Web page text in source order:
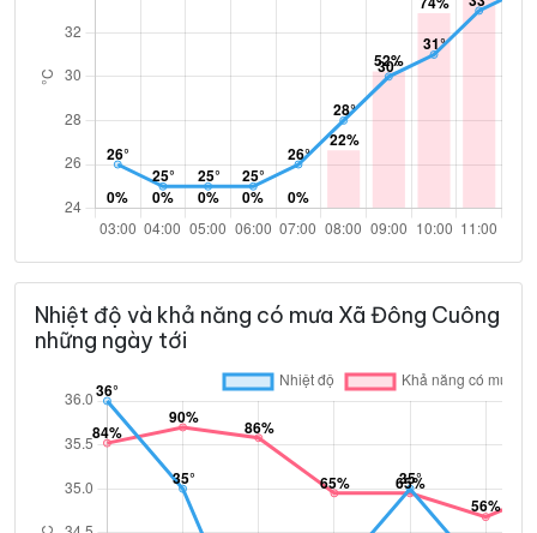
Nhiệt độ và khả năng có mưa Xã Đông Cuông
những ngày tới